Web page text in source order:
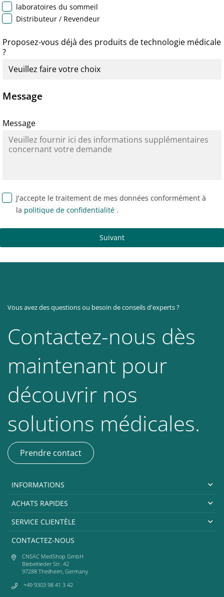
laboratoires du sommeil
Distributeur / Revendeur
Proposez-vous déjà des produits de technologie médicale
?
Message
Message
J'accepte le traitement de mes données conformément à
la politique de confidentialité .
Suivant
Vous avez des questions ou besoin de conseils d'experts ?
Contactez-nous dès
maintenant pour
découvrir nos
solutions médicales.
Prendre contact
INFORMATIONS
ACHATS RAPIDES
SERVICE CLIENTÈLE
CONTACTEZ-NOUS
CNSAC MedShop GmbH
Biebelrieder Str. 42
97288 Theilheim, Germany
+49 9303 98 41 3 42